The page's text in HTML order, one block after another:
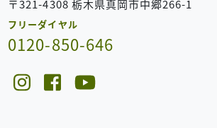
〒321-4308 栃木県真岡市中郷266-1
フリーダイヤル
0120-850-646